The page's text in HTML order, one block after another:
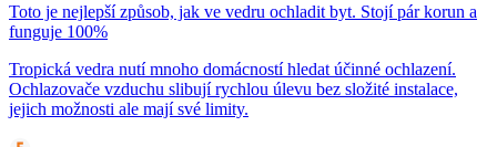
Toto je nejlepší způsob, jak ve vedru ochladit byt. Stojí pár korun a
funguje 100%
Tropická vedra nutí mnoho domácností hledat účinné ochlazení.
Ochlazovače vzduchu slibují rychlou úlevu bez složité instalace,
jejich možnosti ale mají své limity.